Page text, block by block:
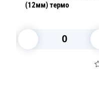
(12мм) термо